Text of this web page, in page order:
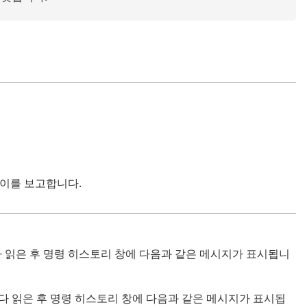
를 보고합니다.
은 후 명령 히스토리 창에 다음과 같은 메시지가 표시됩니
읽은 후 명령 히스토리 창에 다음과 같은 메시지가 표시됩